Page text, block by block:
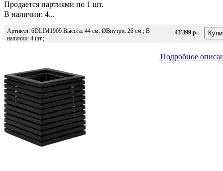
Продается партиями по 1 шт.
В наличии: 4...
Артикул: 6DLIM1909 Высота: 44 см. ØВнутри: 26 см.; В
наличии: 4 шт.;
43'399 р.
Подробное